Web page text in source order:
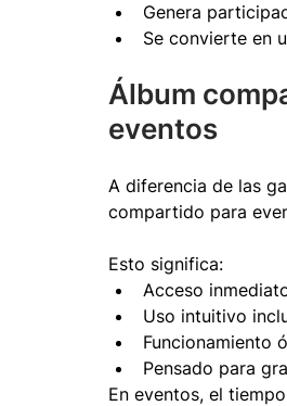
Genera
Se convierte en
Álbum
eventos
A diferencia de las
compartido para
Esto significa:
Acceso
Uso intuitivo
Funcionamiento
Pensado para
En eventos, el